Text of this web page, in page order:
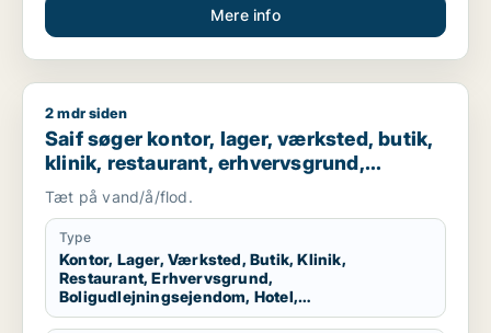
Mere info
Saif søger kontor, lager, værksted, butik, klinik, restaurant,
2 mdr siden
Saif søger kontor, lager, værksted, butik,
klinik, restaurant, erhvervsgrund,
boligudlejningsejendom, hotel,
produktionslokaler eller garage til salg i
Storkøbenhavn
Tæt på vand/å/flod.
Type
Kontor, Lager, Værksted, Butik, Klinik,
Restaurant, Erhvervsgrund,
Boligudlejningsejendom, Hotel,
Produktionslokaler, Garage